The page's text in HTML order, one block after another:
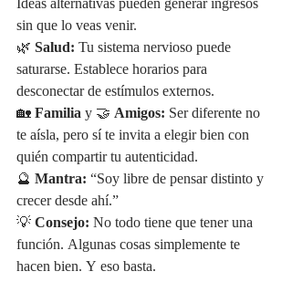
sin que lo veas venir.
🌿 Salud: Tu sistema nervioso puede
saturarse. Establece horarios para
desconectar de estímulos externos.
🏡 Familia y 🤝 Amigos: Ser diferente no
te aísla, pero sí te invita a elegir bien con
quién compartir tu autenticidad.
🔮 Mantra: “Soy libre de pensar distinto y
crecer desde ahí.”
💡 Consejo: No todo tiene que tener una
función. Algunas cosas simplemente te
hacen bien. Y eso basta.